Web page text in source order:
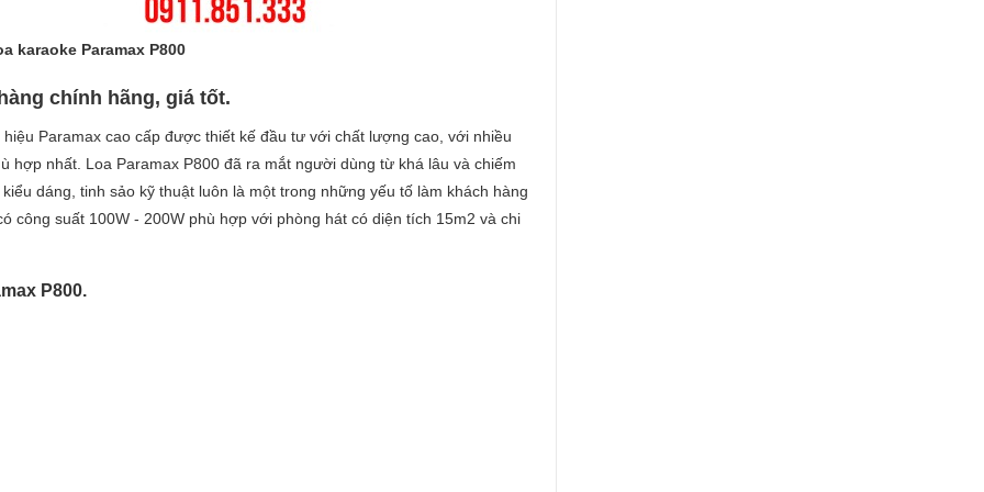
karaoke Paramax P800
chính hãng, giá tốt.
Paramax cao cấp được thiết kế đầu tư với chất lượng cao, với nhiều
hợp nhất. Loa Paramax P800 đã ra mắt người dùng từ khá lâu và chiếm
dáng, tinh sảo kỹ thuật luôn là một trong những yếu tố làm khách hàng
công suất 100W - 200W phù hợp với phòng hát có diện tích 15m2 và chi
P800.